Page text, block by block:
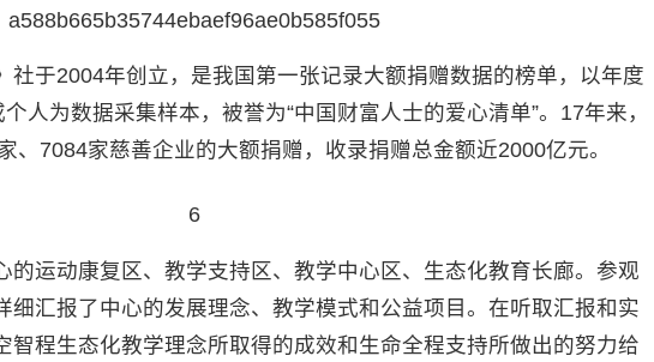
于2004年创立，是我国第一张记录大额捐赠数据的榜单，以年度
人为数据采集样本，被誉为“中国财富人士的爱心清单”。17年来，
、7084家慈善企业的大额捐赠，收录捐赠总金额近2000亿元。
运动康复区、教学支持区、教学中心区、生态化教育长廊。参观
细汇报了中心的发展理念、教学模式和公益项目。在听取汇报和实
智程生态化教学理念所取得的成效和生命全程支持所做出的努力给